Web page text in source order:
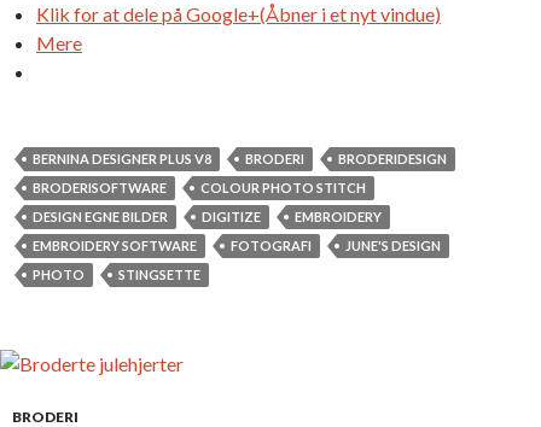
Klik for at dele på Google+(Åbner i et nyt vindue)
Mere
BERNINA DESIGNER PLUS V8 BRODERI
BRODERIDESIGN
BRODERISOFTWARE
COLOUR PHOTO STITCH
DESIGN EGNE BILDER
DIGITIZE
EMBROIDERY
EMBROIDERY SOFTWARE
FOTOGRAFI
JUNE'S DESIGN
PHOTO
STINGSETTE
BRODERI